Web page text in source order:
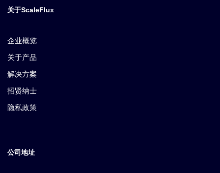
关于ScaleFlux
企业概览
关于产品
解决方案
招贤纳士
隐私政策
公司地址